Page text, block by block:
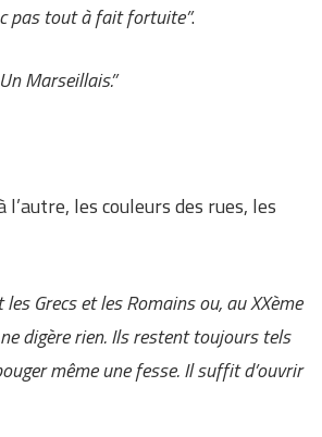
pas tout à fait fortuite”.
Marseillais.”
l’autre, les couleurs des rues, les
Grecs et les Romains ou, au XXème
digère rien. Ils restent toujours tels
même une fesse. Il suffit d’ouvrir